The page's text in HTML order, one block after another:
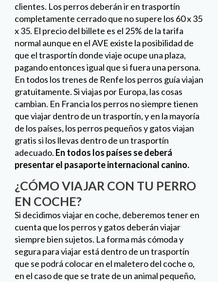
clientes. Los perros deberán ir en trasportín
completamente cerrado que no supere los 60 x 35
x 35. El precio del billete es el 25% de la tarifa
normal aunque en el AVE existe la posibilidad de
que el trasportín donde viaje ocupe una plaza,
pagando entonces igual que si fuera una persona.
En todos los trenes de Renfe los perros guía viajan
gratuitamente. Si viajas por Europa, las cosas
cambian. En Francia los perros no siempre tienen
que viajar dentro de un trasportín, y en la mayoría
de los países, los perros pequeños y gatos viajan
gratis si los llevas dentro de un trasportín
adecuado. En todos los países se deberá
presentar el pasaporte internacional canino.
¿CÓMO VIAJAR CON TU PERRO
EN COCHE?
Si decidimos viajar en coche, deberemos tener en
cuenta que los perros y gatos deberán viajar
siempre bien sujetos. La forma más cómoda y
segura para viajar está dentro de un trasportín
que se podrá colocar en el maletero del coche o,
en el caso de que se trate de un animal pequeño,